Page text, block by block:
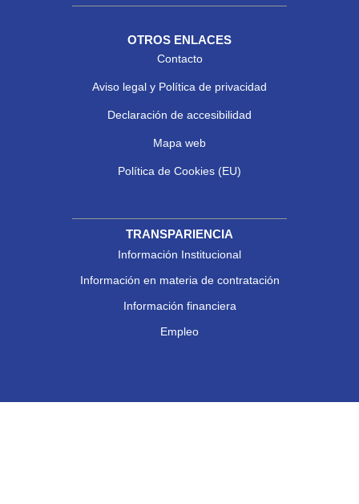
OTROS ENLACES
Contacto
Aviso legal y Política de privacidad
Declaración de accesibilidad
Mapa web
Política de Cookies (EU)
TRANSPARIENCIA
Información Institucional
Información en materia de contratación
Información financiera
Empleo